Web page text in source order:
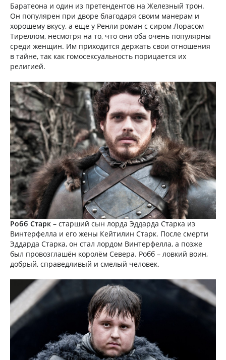
Баратеона и один из претендентов на Железный трон.
Он популярен при дворе благодаря своим манерам и
хорошему вкусу, а еще у Ренли роман с сиром Лорасом
Тиреллом, несмотря на то, что они оба очень популярны
среди женщин. Им приходится держать свои отношения
в тайне, так как гомосексуальность порицается их
религией.
Робб Старк – старший сын лорда Эддарда Старка из
Винтерфелла и его жены Кейтилин Старк. После смерти
Эддарда Старка, он стал лордом Винтерфелла, а позже
был провозглашён королём Севера. Робб – ловкий воин,
добрый, справедливый и смелый человек.